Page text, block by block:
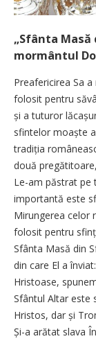
„Sfânta
mormântul
Preafericirea Sa
folosit pentru
și a tuturor
sfintelor moaște
tradiția
două
Le-am păstrat pe
importantă este
Mirungerea celor
folosit pentru
Sfânta Masă din
din care El a
Hristoase,
Sfântul Altar este
Hristos, dar și
Și-a arătat slava